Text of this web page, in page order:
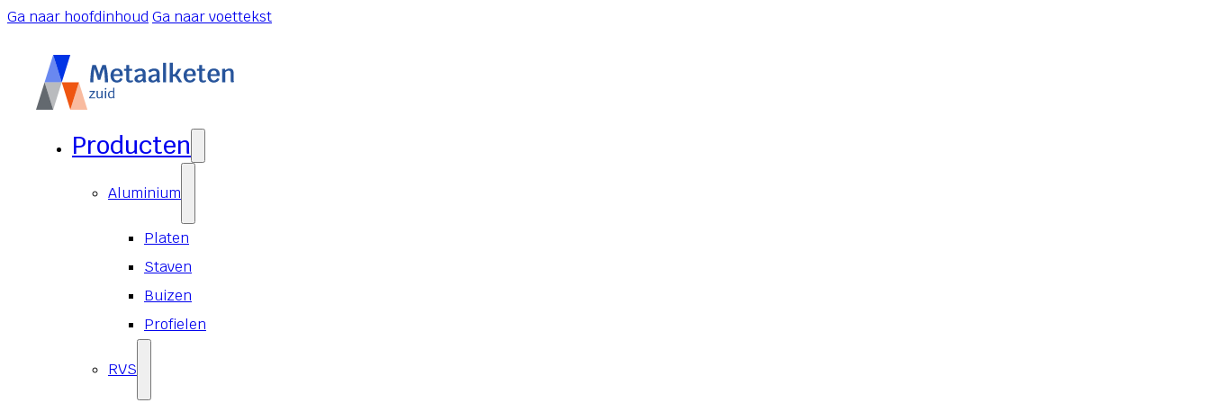
Ga naar hoofdinhoudGa naar voettekst
Producten
Aluminium
Platen
Staven
Buizen
Profielen
RVS